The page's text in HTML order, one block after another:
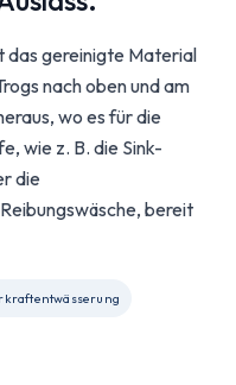
das gereinigte Material
nach oben und am
wo es für die
wie z. B. die Sink-
die
bereit